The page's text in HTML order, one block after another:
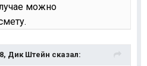
можно
Дик Штейн сказал: